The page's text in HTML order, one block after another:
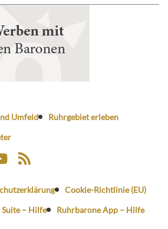
Umfeld
Ruhrgebiet erleben
Cookie-Richtlinie (EU)
– Hilfe
Ruhrbarone App – Hilfe